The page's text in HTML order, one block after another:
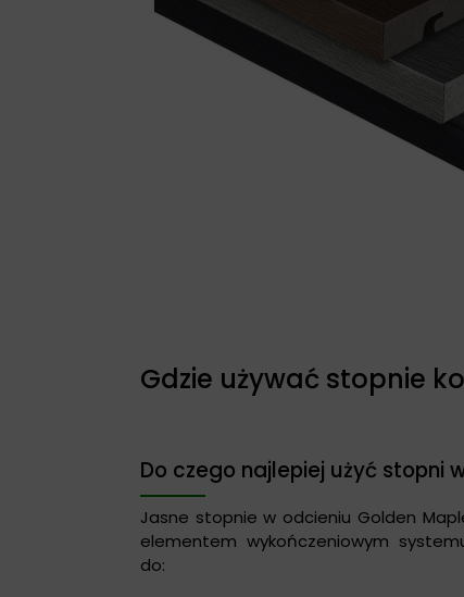
Gdzie używać stopnie
Do czego najlepiej użyć stopni
Jasne stopnie w odcieniu Golden
elementem wykończeniowym
do: